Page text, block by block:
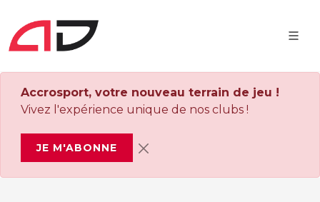
Accrosport, votre nouveau terrain de jeu !
Vivez l'expérience unique de nos clubs !
JE M'ABONNE